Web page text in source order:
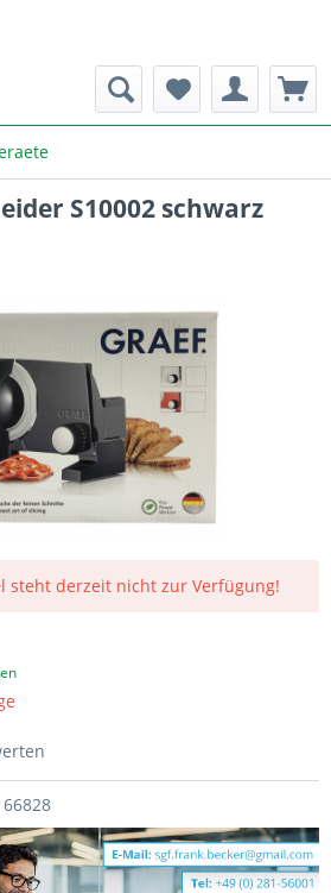
S10002 schwarz
steht derzeit nicht zur Verfügung!
66828